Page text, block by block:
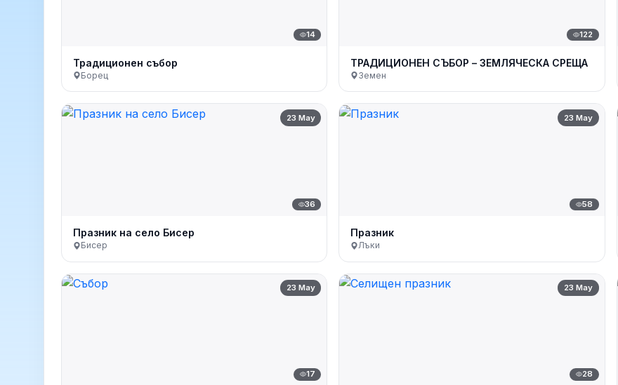
14
Традиционен събор
Борец
122
ТРАДИЦИОНЕН СЪБОР – ЗЕМЛЯЧЕСКА СРЕЩА
Земен
23 May
36
Празник на село Бисер
Бисер
23 May
58
Празник
Лъки
23 May
17
23 May
28